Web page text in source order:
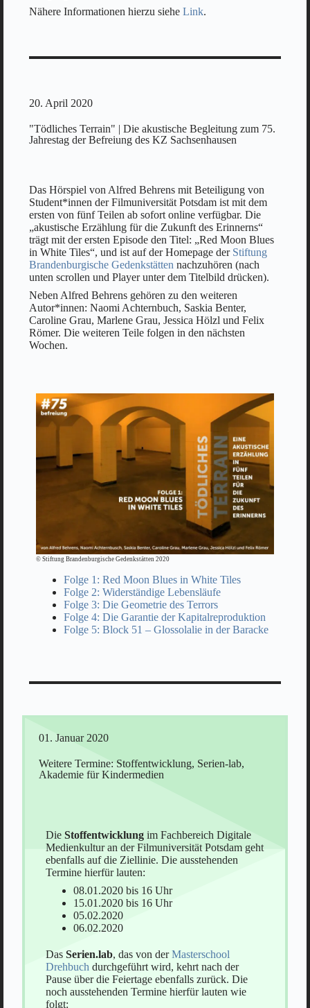
Nähere Informationen hierzu siehe Link.
20. April 2020
"Tödliches Terrain" | Die akustische Begleitung zum 75.
Jahrestag der Befreiung des KZ Sachsenhausen
Das Hörspiel von Alfred Behrens mit Beteiligung von
Student*innen der Filmuniversität Potsdam ist mit dem
ersten von fünf Teilen ab sofort online verfügbar. Die
„akustische Erzählung für die Zukunft des Erinnerns“
trägt mit der ersten Episode den Titel: „Red Moon Blues
in White Tiles“, und ist auf der Homepage der Stiftung
Brandenburgische Gedenkstätten nachzuhören (nach
unten scrollen und Player unter dem Titelbild drücken).
Neben Alfred Behrens gehören zu den weiteren
Autor*innen: Naomi Achternbuch, Saskia Benter,
Caroline Grau, Marlene Grau, Jessica Hölzl und Felix
Römer. Die weiteren Teile folgen in den nächsten
Wochen.
© Stiftung Brandenburgische Gedenkstätten 2020
Folge 1: Red Moon Blues in White Tiles
Folge 2: Widerständige Lebensläufe
Folge 3: Die Geometrie des Terrors
Folge 4: Die Garantie der Kapitalreproduktion
Folge 5: Block 51 – Glossolalie in der Baracke
01. Januar 2020
Weitere Termine: Stoffentwicklung, Serien-lab,
Akademie für Kindermedien
Die Stoffentwicklungim Fachbereich Digitale
Medienkultur an der Filmuniversität Potsdam geht
ebenfalls auf die Ziellinie. Die ausstehenden
Termine hierfür lauten:
08.01.2020 bis 16 Uhr
15.01.2020 bis 16 Uhr
05.02.2020
06.02.2020
Das Serien.lab, das von derMasterschool
Drehbuch durchgeführt wird, kehrt nach der
Pause über die Feiertage ebenfalls zurück. Die
noch ausstehenden Termine hierfür lauten wie
folgt: